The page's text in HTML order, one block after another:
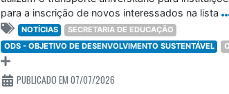
para a inscrição de novos interessados na lista
NOTÍCIAS
SECRETARIA DE EDUCAÇÃO
ODS - OBJETIVO DE DESENVOLVIMENTO SUSTENTÁVEL
PUBLICADO EM 07/07/2026